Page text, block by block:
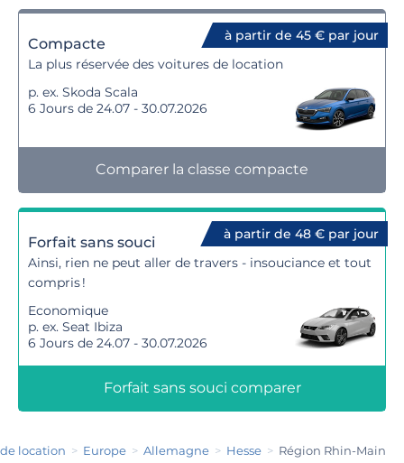
à partir de 45 € par jour
Compacte
La plus réservée des voitures de location
p. ex. Skoda Scala
6 Jours de 24.07 - 30.07.2026
Comparer la classe compacte
à partir de 48 € par jour
Forfait sans souci
Ainsi, rien ne peut aller de travers - insouciance et tout
compris !
Economique
p. ex. Seat Ibiza
6 Jours de 24.07 - 30.07.2026
Forfait sans souci comparer
location Europe Allemagne Hesse Région Rhin-Main